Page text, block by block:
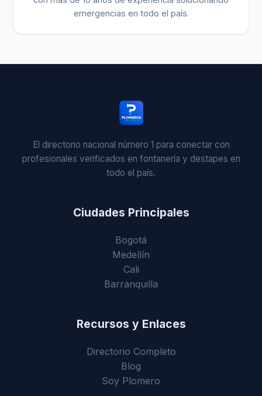
emergencias en todo el país.
El directorio nacional número 1 para conectar con
profesionales verificados en fontanería y destapes en
todo el país.
Ciudades Principales
Bogotá
Medellín
Cali
Barranquilla
Recursos y Enlaces
Directorio Completo
Blog
Soy Plomero